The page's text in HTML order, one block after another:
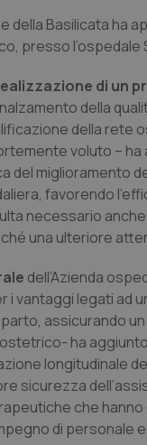
della Basilicata ha
presso l’ospedale
di un
della
della rete
voluto – ha
del miglioramento
favorendo
necessario
una ulteriore
dell’Azienda
i vantaggi legati
assicurando
ha
longitudinale
sicurezza
che hanno
di personale